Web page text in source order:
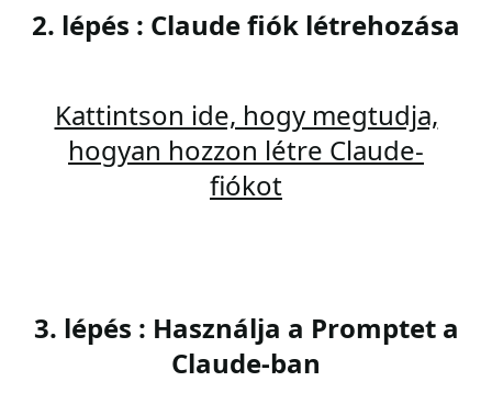
2. lépés : Claude fiók létrehozása
Kattintson ide, hogy megtudja,
hogyan hozzon létre Claude-
fiókot
3. lépés : Használja a Promptet a
Claude-ban